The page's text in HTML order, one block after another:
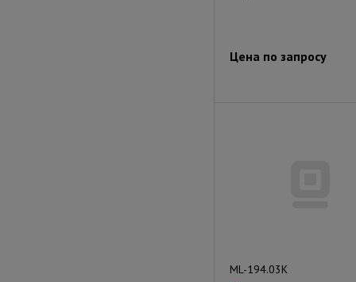
Цена по запросу
ML-194.03K